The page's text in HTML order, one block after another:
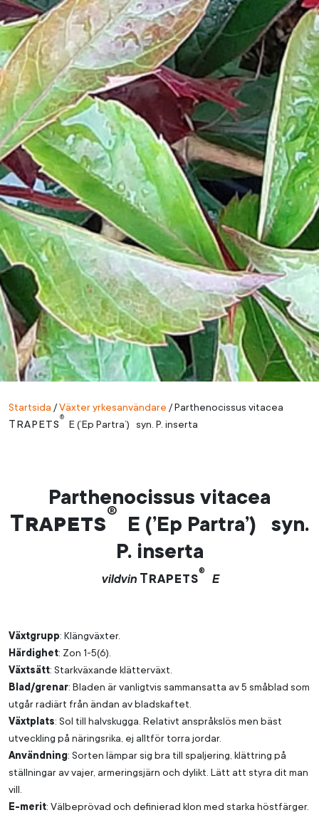
Startsida /Växter yrkesanvändare /Parthenocissus vitacea
Trapets
®
E (’Ep Partra’) syn. P. inserta
Parthenocissus vitacea
Trapets
®
E (’Ep Partra’) syn.
P. inserta
vildvin Trapets®
E
Växtgrupp: Klängväxter.
Härdighet: Zon 1-5(6).
Växtsätt: Starkväxande klätterväxt.
Blad/grenar: Bladen är vanligtvis sammansatta av 5 småblad som
utgår radiärt från ändan av bladskaftet.
Växtplats: Sol till halvskugga. Relativt anspråkslös men bäst
utveckling på näringsrika, ej alltför torra jordar.
Användning: Sorten lämpar sig bra till spaljering, klättring på
ställningar av vajer, armeringsjärn och dylikt. Lätt att styra dit man
vill.
E-merit: Välbeprövad och definierad klon med starka höstfärger.